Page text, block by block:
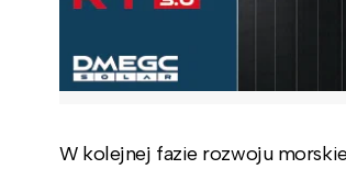
W kolejnej fazie rozwoju